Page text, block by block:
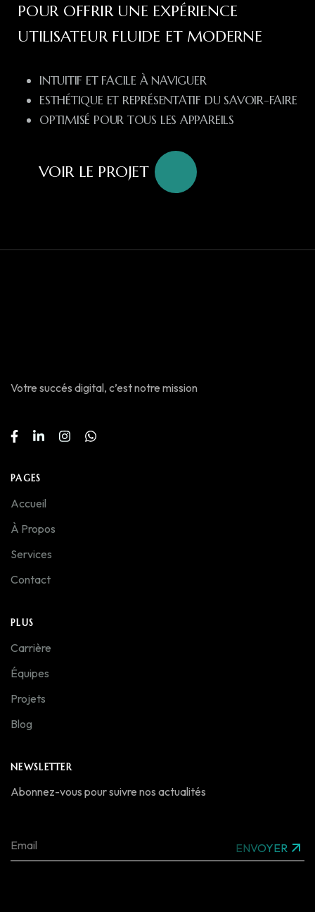
POUR OFFRIR UNE EXPÉRIENCE
UTILISATEUR FLUIDE ET MODERNE
INTUITIF ET FACILE À NAVIGUER
ESTHÉTIQUE ET REPRÉSENTATIF DU SAVOIR-FAIRE
OPTIMISÉ POUR TOUS LES APPAREILS
VOIR LE PROJET
Votre succés digital, c’est notre mission
PAGES
Accueil
À Propos
Services
Contact
PLUS
Carrière
Équipes
Projets
Blog
NEWSLETTER
Abonnez-vous pour suivre nos actualités
ENVOYER